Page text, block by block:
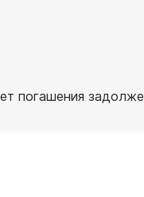
погашения